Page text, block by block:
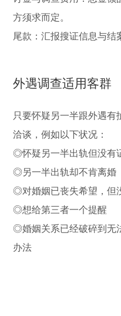
方须求而定。
尾款：汇报搜证信息与结
外遇调查适用客群
只要怀疑另一半跟外遇有
洽谈，例如以下状况：
◎怀疑另一半出轨但没有
◎另一半出轨却不肯离婚
◎对婚姻已丧失希望，但
◎想给第三者一个提醒
◎婚姻关系已经破碎到无
办法